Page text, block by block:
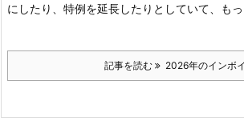
にしたり、特例を延長したりとしていて、も
記事を読む 2026年のインボ